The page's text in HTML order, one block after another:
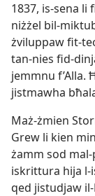
1837, is-sena li
niżżel bil-
żviluppaw fit-
tan-nies fid-
jemmnu f’Alla.
jistmawha
Maż-żmien
Grew li kien
żamm sod
iskrittura hija l-
qed jistudjaw